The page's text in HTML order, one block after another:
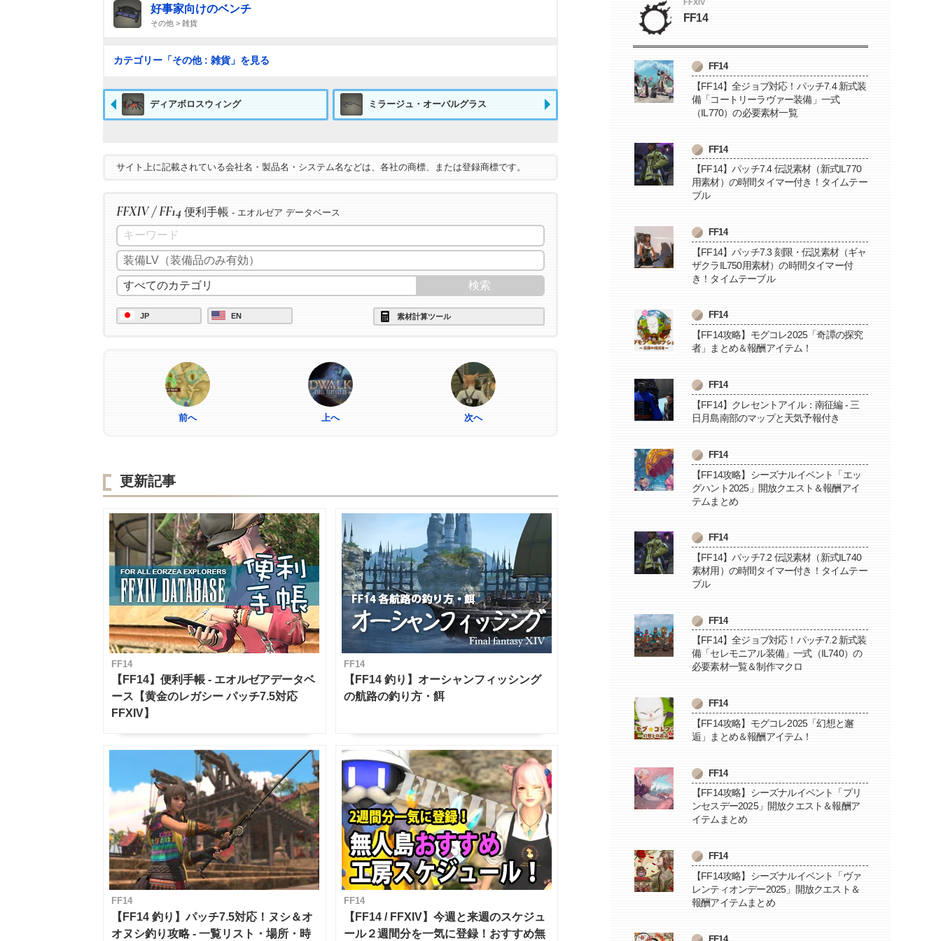
好事家向けのベンチ
その他 > 雑貨
カテゴリー「その他 : 雑貨」を見る
ディアボロスウィング ミラージュ・オーバルグラス
サイト上に記載されている会社名・製品名・システム名などは、各社の商標、または登録商標です。
FFXIV / FF14 便利手帳 - エオルゼア データベース
JP EN 素材計算ツール
前へ 上へ 次へ
更新記事
FF14
【FF14】便利手帳 - エオルゼアデータベ
ース【黄金のレガシー パッチ7.5対応
FFXIV】
FF14
【FF14 釣り】オーシャンフィッシング
の航路の釣り方・餌
FF14
【FF14 釣り】パッチ7.5対応！ヌシ＆オ
オヌシ釣り攻略 - 一覧リスト・場所・時
FF14
【FF14 / FFXIV】今週と来週のスケジュ
ール２週間分を一気に登録！おすすめ無
FFXIV
FF14
FF14
【FF14】全ジョブ対応！パッチ7.4 新式装
備「コートリーラヴァー装備」一式
（IL770）の必要素材一覧
FF14
【FF14】パッチ7.4 伝説素材（新式IL770
用素材）の時間タイマー付き！タイムテー
ブル
FF14
【FF14】パッチ7.3 刻限・伝説素材（ギャ
ザクラIL750用素材）の時間タイマー付
き！タイムテーブル
FF14
【FF14攻略】モグコレ2025「奇譚の探究
者」まとめ＆報酬アイテム！
FF14
【FF14】クレセントアイル：南征編 - 三
日月島南部のマップと天気予報付き
FF14
【FF14攻略】シーズナルイベント「エッ
グハント2025」開放クエスト＆報酬アイ
テムまとめ
FF14
【FF14】パッチ7.2 伝説素材（新式IL740
素材用）の時間タイマー付き！タイムテー
ブル
FF14
【FF14】全ジョブ対応！パッチ7.2 新式装
備「セレモニアル装備」一式（IL740）の
必要素材一覧＆制作マクロ
FF14
【FF14攻略】モグコレ2025「幻想と邂
逅」まとめ＆報酬アイテム！
FF14
【FF14攻略】シーズナルイベント「プリ
ンセスデー2025」開放クエスト＆報酬ア
イテムまとめ
FF14
【FF14攻略】シーズナルイベント「ヴァ
レンティオンデー2025」開放クエスト＆
報酬アイテムまとめ